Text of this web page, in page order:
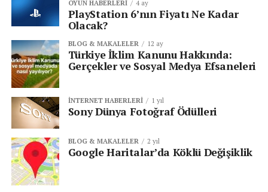
OYUN HABERLERI 4 ay
PlayStation 6’nın Fiyatı Ne Kadar
Olacak?
BLOG & MAKALELER 12 ay
Türkiye İklim Kanunu Hakkında:
Gerçekler ve Sosyal Medya Efsaneleri
İNTERNET HABERLERI 1 yıl
Sony Dünya Fotoğraf Ödülleri
BLOG & MAKALELER 2 yıl
Google Haritalar’da Köklü Değişiklik